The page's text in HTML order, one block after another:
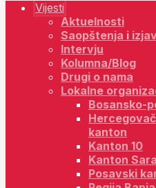
Vijesti
Aktuelnosti
Saopštenja i
Intervju
Kolumna/Blog
Drugi o nama
Lokalne
Bosansko-
kanton
Kanton 10
Kanton
Posavski